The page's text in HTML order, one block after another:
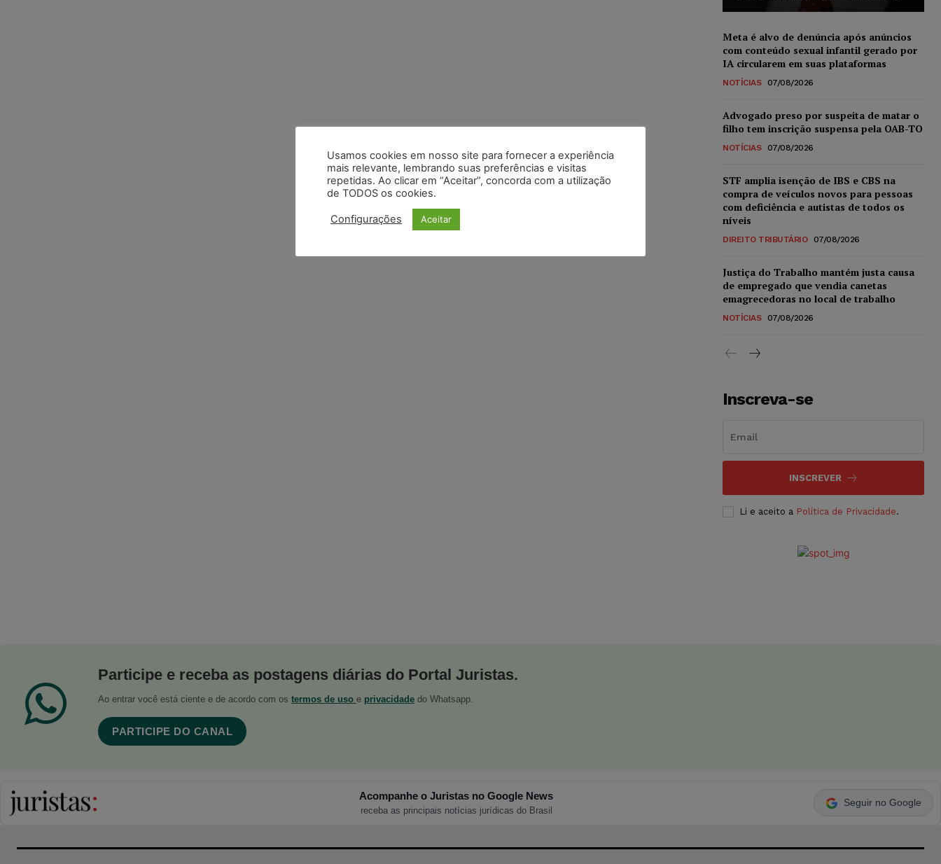
Meta é alvo de denúncia após anúncios
com conteúdo sexual infantil gerado por
IA circularem em suas plataformas
NOTÍCIAS 07/08/2026
Advogado preso por suspeita de matar o
filho tem inscrição suspensa pela OAB-TO
NOTÍCIAS 07/08/2026
STF amplia isenção de IBS e CBS na
compra de veículos novos para pessoas
com deficiência e autistas de todos os
níveis
DIREITO TRIBUTÁRIO 07/08/2026
Justiça do Trabalho mantém justa causa
de empregado que vendia canetas
emagrecedoras no local de trabalho
NOTÍCIAS 07/08/2026
Inscreva-se
INSCREVER
Li e aceito a Política de Privacidade.
Participe e receba as postagens diárias do Portal Juristas.
Ao entrar você está ciente e de acordo com os termos de uso e privacidade do Whatsapp.
PARTICIPE DO CANAL
Acompanhe o Juristas no Google News
receba as principais notícias jurídicas do Brasil
Seguir no Google
Usamos cookies em nosso site para fornecer a experiência
mais relevante, lembrando suas preferências e visitas
repetidas. Ao clicar em “Aceitar”, concorda com a utilização
de TODOS os cookies.
Configurações Aceitar